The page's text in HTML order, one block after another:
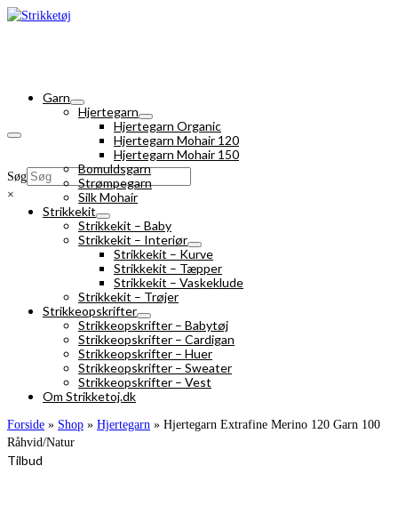
Søg
×
Garn
Hjertegarn
Hjertegarn Organic
Hjertegarn Mohair 120
Hjertegarn Mohair 150
Bomuldsgarn
Strømpegarn
Silk Mohair
Strikkekit
Strikkekit – Baby
Strikkekit – Interiør
Strikkekit – Kurve
Strikkekit – Tæpper
Strikkekit – Vaskeklude
Strikkekit – Trøjer
Strikkeopskrifter
Strikkeopskrifter – Babytøj
Strikkeopskrifter – Cardigan
Strikkeopskrifter – Huer
Strikkeopskrifter – Sweater
Strikkeopskrifter – Vest
Om Strikketoj.dk
Forside » Shop » Hjertegarn » Hjertegarn Extrafine Merino 120 Garn 100
Råhvid/Natur
Tilbud